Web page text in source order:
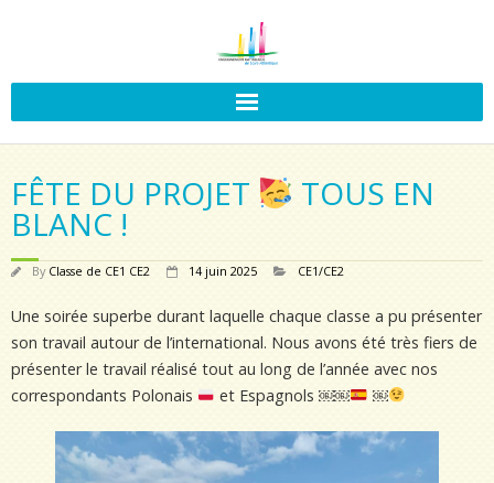
FÊTE DU PROJET TOUS EN
BLANC !
By Classe de CE1 CE2 14 juin 2025 CE1/CE2
Une soirée superbe durant laquelle chaque classe a pu présenter
son travail autour de l’international. Nous avons été très fiers de
présenter le travail réalisé tout au long de l’année avec nos
correspondants Polonais
et Espagnols ￼￼ ￼